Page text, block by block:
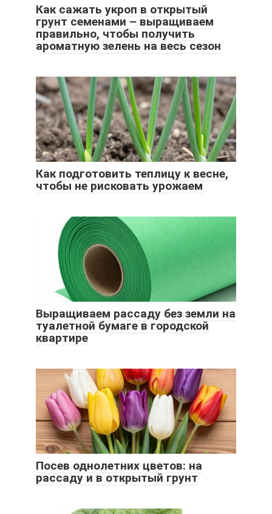
Как сажать укроп в открытый
грунт семенами – выращиваем
правильно, чтобы получить
ароматную зелень на весь сезон
Как подготовить теплицу к весне,
чтобы не рисковать урожаем
Выращиваем рассаду без земли на
туалетной бумаге в городской
квартире
Посев однолетних цветов: на
рассаду и в открытый грунт